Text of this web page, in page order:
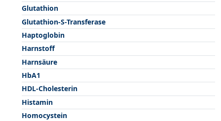
Glutathion
Glutathion-S-Transferase
Haptoglobin
Harnstoff
Harnsäure
HbA1
HDL-Cholesterin
Histamin
Homocystein